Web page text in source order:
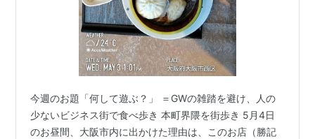
今週のお題「何して遊ぶ？」 ＝GWの雑踏を避け、人の
少ないビジネス街で食べ歩き 本町界隈を街歩き 5月4日
のお昼間、大阪市内に出かけた理由は、このお店（勝記